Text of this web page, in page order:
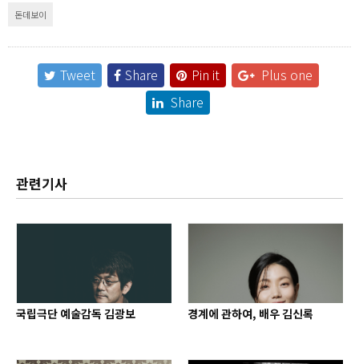
돈데보이
Tweet Share Pin it
Plus one
Share
관련기사
국립극단 예술감독 김광보 경계에 관하여, 배우 김신록